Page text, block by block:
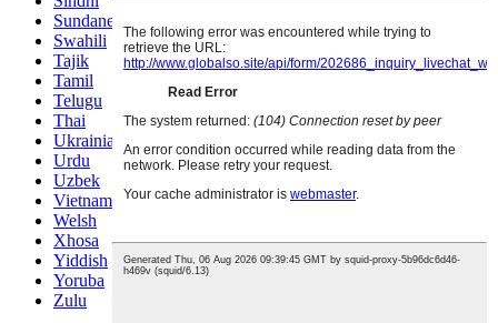
Sundanese
Swahili
Tajik
Tamil
Telugu
Thai
Ukrainian
Urdu
Uzbek
Vietnamese
Welsh
Xhosa
Yiddish
Yoruba
Zulu